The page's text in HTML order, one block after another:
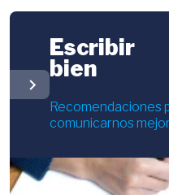
chevron_right
Escribir
bien
Recomendaciones
comunicarnos